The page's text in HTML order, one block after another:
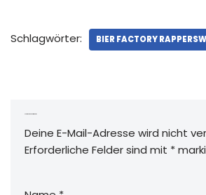
Schlagwörter: BIER FACTORY
Deine E-Mail-Adresse wird nicht
Erforderliche Felder sind mit *